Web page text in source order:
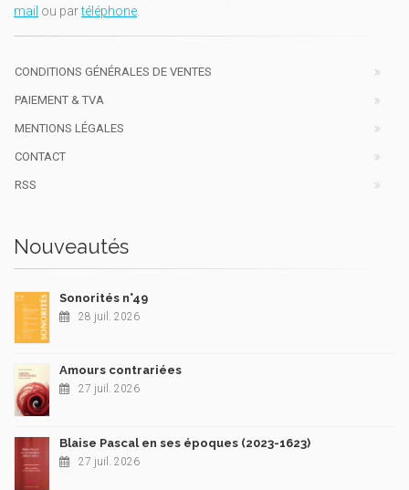
mail ou partéléphone
CONDITIONS GÉNÉRALES DE VENTES
PAIEMENT & TVA
MENTIONS LÉGALES
CONTACT
RSS
Nouveautés
Sonorités n°49
28 juil. 2026
Amours contrariées
27 juil. 2026
Blaise Pascal en ses époques (2023-1623)
27 juil. 2026